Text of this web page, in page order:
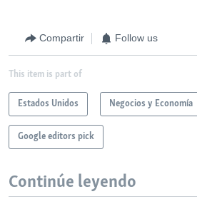
Compartir Follow us
This item is part of
Estados Unidos Negocios y Economía
Google editors pick
Continúe leyendo